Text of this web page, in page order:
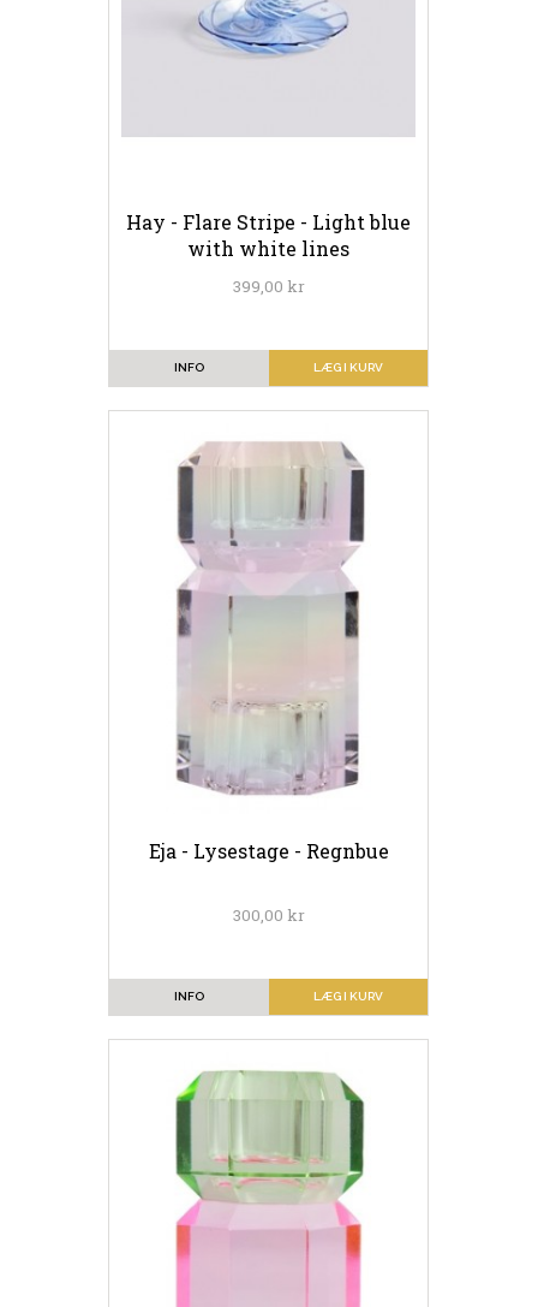
Hay - Flare Stripe - Light blue
with white lines
399,00 kr
LÆG I KURV
INFO
Eja - Lysestage - Regnbue
300,00 kr
LÆG I KURV
INFO